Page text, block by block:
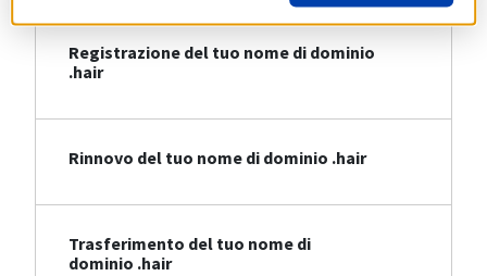
Registrazione del tuo nome di dominio
.hair
Rinnovo del tuo nome di dominio .hair
Trasferimento del tuo nome di
dominio .hair